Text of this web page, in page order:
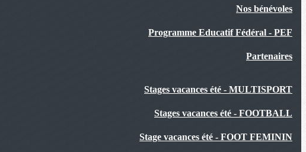
Nos bénévoles
Programme Educatif Fédéral - PEF
Partenaires
Stages vacances été - MULTISPORT
Stages vacances été - FOOTBALL
Stage vacances été - FOOT FEMININ